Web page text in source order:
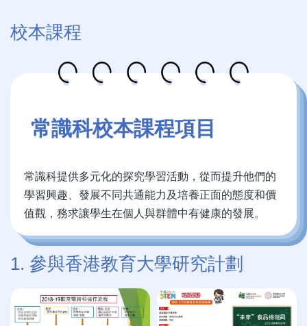
校本課程
常識科校本課程項目
常識科提供多元化的探究學習活動，從而提升他們的
學習興趣、發展不同共通能力及培養正面的態度和價
值觀，務求讓學生在個人與群體中有健康的發展。
1. 參與香港教育大學研究計劃